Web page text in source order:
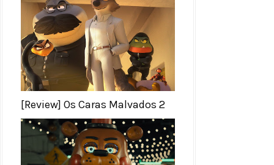
[Review] Os Caras Malvados 2